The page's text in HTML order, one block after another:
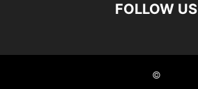
FOLLOW US
©